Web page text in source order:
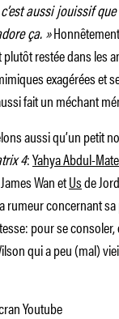
aussi jouissif
ça. »
restée dans les
exagérées et
fait un méchant
aussi qu’un petit
4:Yahya Abdul-
Wan etUsde
rumeur concernant
pour se
qui a peu (mal)
Youtube